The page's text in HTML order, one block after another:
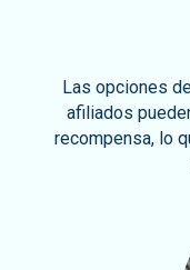
Las opciones
afiliados
recompensa, lo